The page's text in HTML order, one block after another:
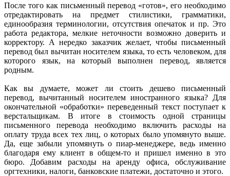
После того как письменный перевод «готов», его необходимо
отредактировать на предмет стилистики, грамматики,
единообразия терминологии, отсутствия опечаток и пр. Это
работа редактора, мелкие неточности возможно доверить и
корректору. А нередко заказчик желает, чтобы письменный
перевод был вычитан носителем языка, то есть человеком, для
которого язык, на который выполнен перевод, является
родным.
Как вы думаете, может ли стоить дешево письменный
перевод, вычитанный носителем иностранного языка? Для
окончательной «обработки» переведенный текст поступает к
верстальщикам. В итоге в стоимость одной страницы
письменного перевода необходимо включить расходы на
оплату труда всех тех лиц, о которых было упомянуто выше.
Да, еще забыли упомянуть о пиар-менеджере, ведь именно
благодаря ему клиент в общем-то и пришел именно в это
бюро. Добавим расходы на аренду офиса, обслуживание
оргтехники, налоги, банковские платежи, достаточно и этого.